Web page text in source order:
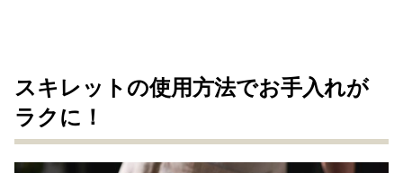
スキレットの使用方法でお手入れが
ラクに！